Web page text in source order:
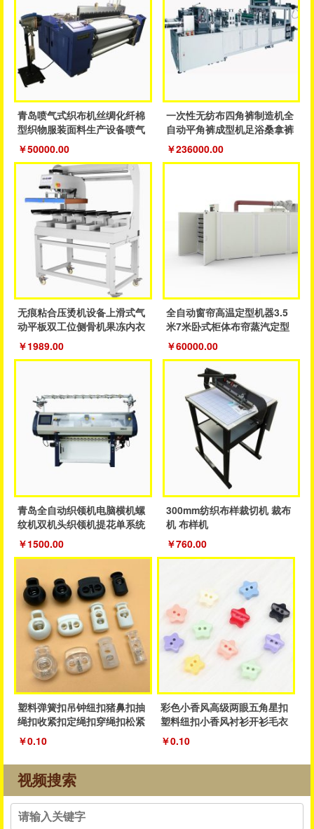
青岛喷气式织布机丝绸化纤棉
型织物服装面料生产设备喷气
织机
￥50000.00
一次性无纺布四角裤制造机全
自动平角裤成型机足浴桑拿裤
制造机器
￥236000.00
无痕粘合压烫机设备上滑式气
动平板双工位侧骨机果冻内衣
裤粘合机
￥1989.00
全自动窗帘高温定型机器3.5
米7米卧式柜体布帘蒸汽定型
成品帘
￥60000.00
青岛全自动织领机电脑横机螺
纹机双机头织领机提花单系统
织领机
￥1500.00
300mm纺织布样裁切机 裁布
机 布样机
￥760.00
塑料弹簧扣吊钟纽扣猪鼻扣抽
绳扣收紧扣定绳扣穿绳扣松紧
抽绳扣子
￥0.10
彩色小香风高级两眼五角星扣
塑料纽扣小香风衬衫开衫毛衣
纽扣厂家
￥0.10
视频搜索